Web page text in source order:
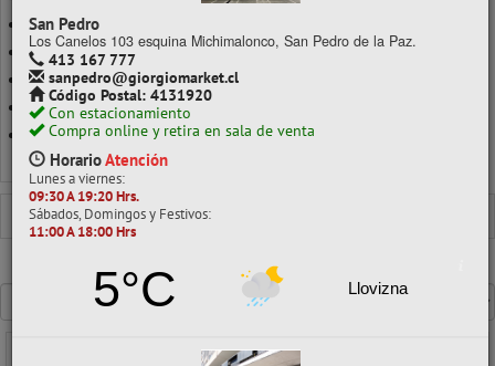
San Pedro
Los Canelos 103 esquina Michimalonco, San Pedro de la Paz.
413 167 777
sanpedro@giorgiomarket.cl
Código Postal: 4131920
Con estacionamiento
Compra online y retira en sala de venta
HorarioAtención
Lunes a viernes:
09:30 A 19:20 Hrs.
Sábados, Domingos y Festivos:
11:00 A 18:00 Hrs
5°C Llovizna
LISA
ONDAS
PLUSH
SELVA
SET DE FIGURAS
Ver todo en Goma Eva
GOMA EVA ADHESIVA GLITTER
Mostrando un máximo de 40 resultados por página